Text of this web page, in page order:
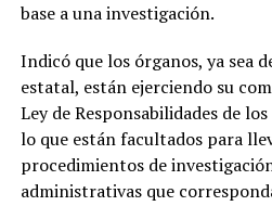
base a una investigación.
Indicó que los órganos, ya sea
estatal, están ejerciendo su
Ley de Responsabilidades de
lo que están facultados para
procedimientos de
administrativas que